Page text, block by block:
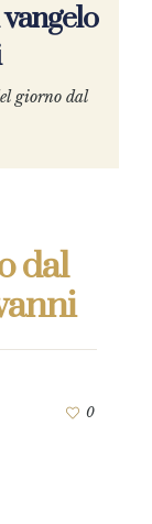
giorno dal
dal
0